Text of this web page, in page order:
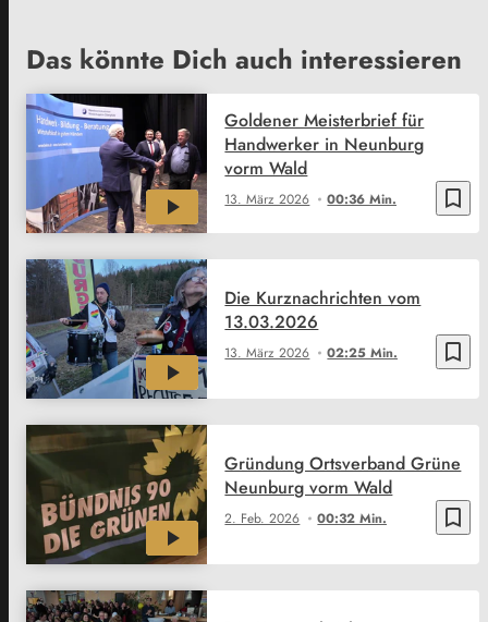
Das könnte Dich auch interessieren
bookmark_border
13. März 2026 00:36 Min.
Goldener Meisterbrief für
Handwerker in Neunburg
vorm Wald
bookmark_border
13. März 2026 02:25 Min.
Die Kurznachrichten vom
13.03.2026
bookmark_border
2. Feb. 2026 00:32 Min.
Gründung Ortsverband Grüne
Neunburg vorm Wald